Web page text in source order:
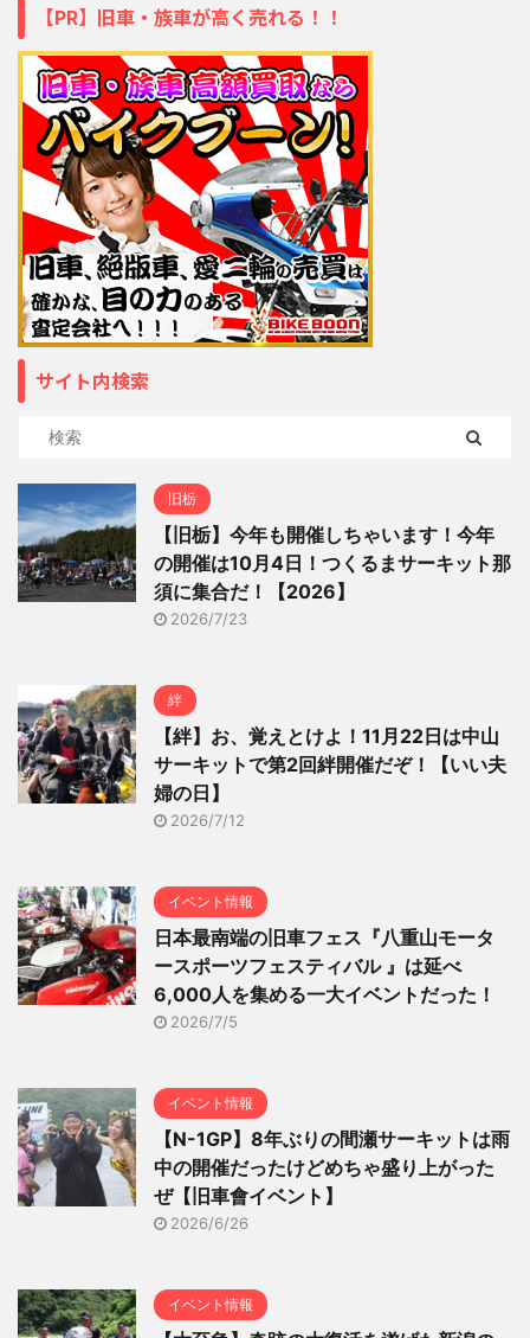
【PR】旧車・族車が高く売れる！！
サイト内検索
旧栃
【旧栃】今年も開催しちゃいます！今年
の開催は10月4日！つくるまサーキット那
須に集合だ！【2026】
2026/7/23
絆
【絆】お、覚えとけよ！11月22日は中山
サーキットで第2回絆開催だぞ！【いい夫
婦の日】
2026/7/12
イベント情報
日本最南端の旧車フェス『八重山モータ
ースポーツフェスティバル 』は延べ
6,000人を集める一大イベントだった！
2026/7/5
イベント情報
【N-1GP】8年ぶりの間瀬サーキットは雨
中の開催だったけどめちゃ盛り上がった
ぜ【旧車會イベント】
2026/6/26
イベント情報